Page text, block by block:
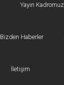
Yayın Kadromuz
Bizden Haberler
İletişim